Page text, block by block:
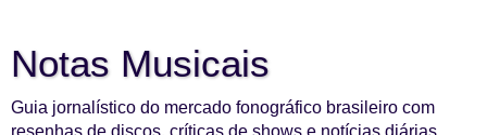
Notas Musicais
Guia jornalístico do mercado fonográfico brasileiro com
resenhas de discos, críticas de shows e notícias diárias